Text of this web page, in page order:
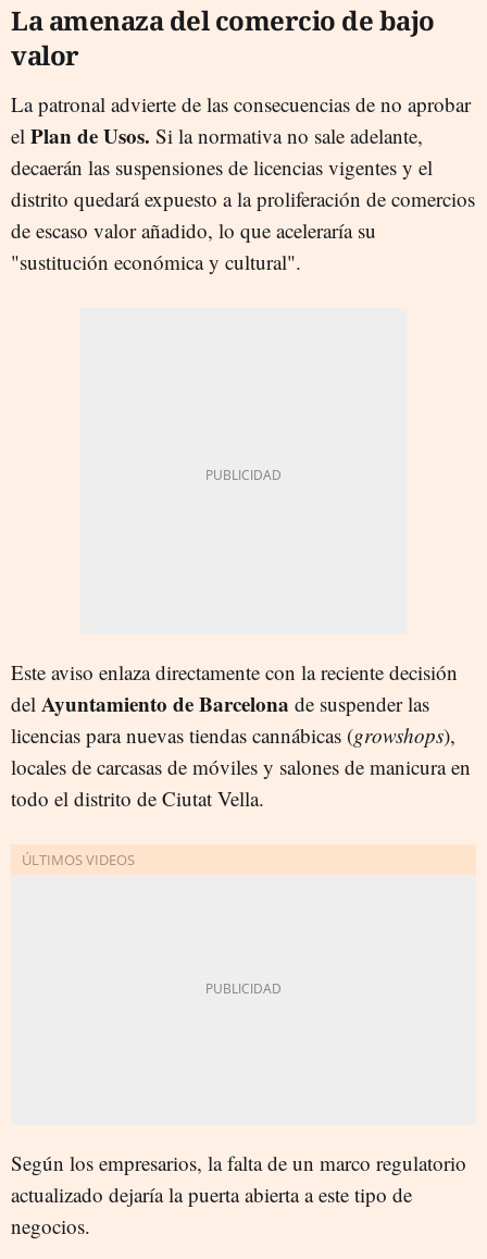
La amenaza del comercio de bajo
valor
La patronal advierte de las consecuencias de no aprobar
el Plan de Usos. Si la normativa no sale adelante,
decaerán las suspensiones de licencias vigentes y el
distrito quedará expuesto a la proliferación de comercios
de escaso valor añadido, lo que aceleraría su
"sustitución económica y cultural".
Este aviso enlaza directamente con la reciente decisión
del Ayuntamiento de Barcelona de suspender las
licencias para nuevas tiendas cannábicas (growshops),
locales de carcasas de móviles y salones de manicura en
todo el distrito de Ciutat Vella.
Según los empresarios, la falta de un marco regulatorio
actualizado dejaría la puerta abierta a este tipo de
negocios.